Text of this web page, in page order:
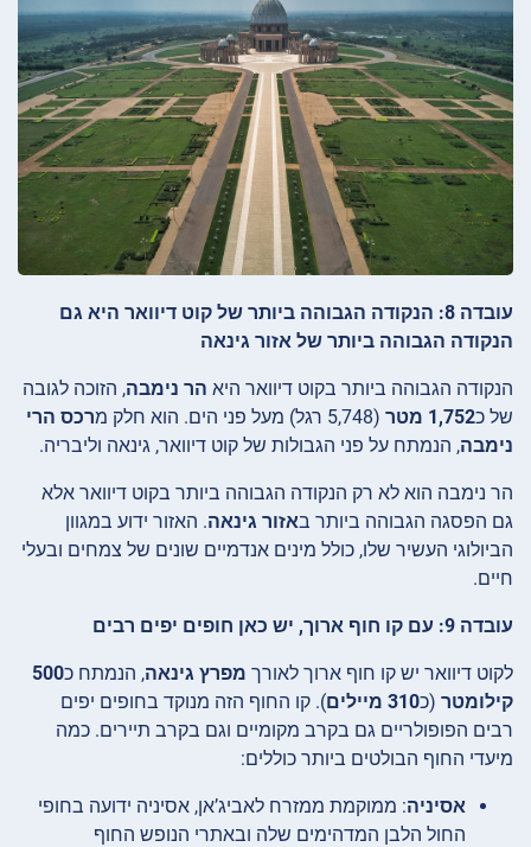
עובדה 8: הנקודה הגבוהה ביותר של קוט דיוואר היא גם
הנקודה הגבוהה ביותר של אזור גינאה
הנקודה הגבוהה ביותר בקוט דיוואר היא הר נימבה, הזוכה לגובה
של כ1,752 מטר (5,748 רגל) מעל פני הים. הוא חלק מ
רכס הרי
נימבה, הנמתח על פני הגבולות של קוט דיוואר, גינאה וליבריה.
הר נימבה הוא לא רק הנקודה הגבוהה ביותר בקוט דיוואר אלא
גם הפסגה הגבוהה ביותר באזור גינאה. האזור ידוע במגוון
הביולוגי העשיר שלו, כולל מינים אנדמיים שונים של צמחים ובעלי
חיים.
עובדה 9: עם קו חוף ארוך, יש כאן חופים יפים רבים
לקוט דיוואר יש קו חוף ארוך לאורך מפרץ גינאה, הנמתח כ500
קילומטר (כ310 מיילים
). קו החוף הזה מנוקד בחופים יפים
רבים הפופולריים גם בקרב מקומיים וגם בקרב תיירים. כמה
מיעדי החוף הבולטים ביותר כוללים:
אסיניה: ממוקמת ממזרח לאביג’אן, אסיניה ידועה בחופי
החול הלבן המדהימים שלה ובאתרי הנופש החוף